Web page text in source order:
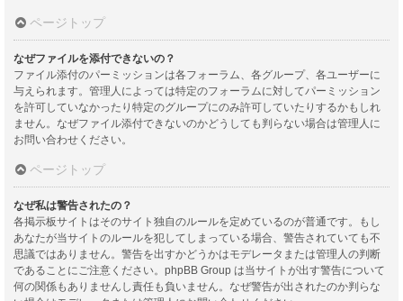
ページトップ
なぜファイルを添付できないの？
ファイル添付のパーミッションは各フォーラム、各グループ、各ユーザーに
与えられます。管理人によっては特定のフォーラムに対してパーミッション
を許可していなかったり特定のグループにのみ許可していたりするかもしれ
ません。なぜファイル添付できないのかどうしても判らない場合は管理人に
お問い合わせください。
ページトップ
なぜ私は警告されたの？
各掲示板サイトはそのサイト独自のルールを定めているのが普通です。もし
あなたが当サイトのルールを犯してしまっている場合、警告されていても不
思議ではありません。警告を出すかどうかはモデレータまたは管理人の判断
であることにご注意ください。phpBB Group は当サイトが出す警告について
何の関係もありませんし責任も負いません。なぜ警告が出されたのか判らな